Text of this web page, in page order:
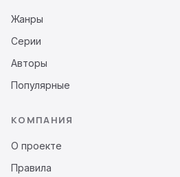
Жанры
Серии
Авторы
Популярные
КОМПАНИЯ
О проекте
Правила